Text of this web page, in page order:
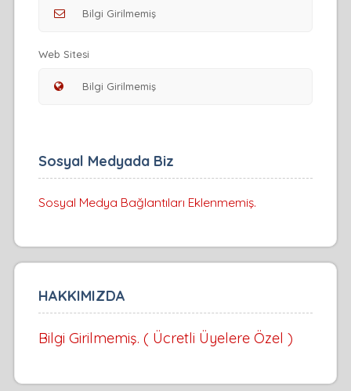
Web Sitesi
Sosyal Medyada Biz
Sosyal Medya Bağlantıları Eklenmemiş.
HAKKIMIZDA
Bilgi Girilmemiş. ( Ücretli Üyelere Özel )